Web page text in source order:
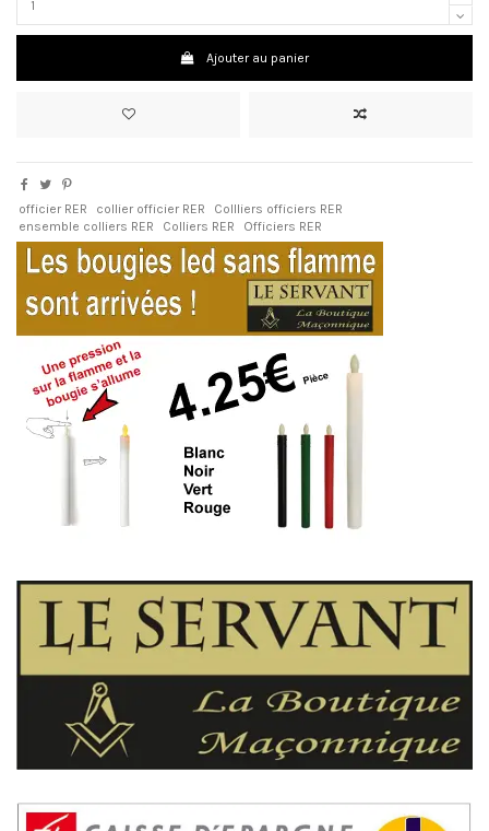
Ajouter au panier
officier RER collier officier RER
Collliers officiers RER
ensemble colliers RER
Colliers RER Officiers RER